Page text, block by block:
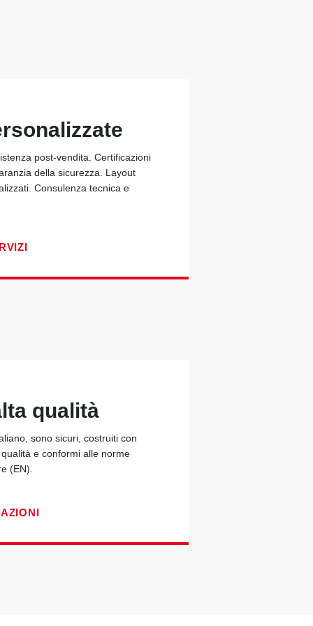
post-vendita. Certificazioni
della sicurezza. Layout
Consulenza tecnica e
qualità
sono sicuri, costruiti con
e conformi alle norme
(EN).